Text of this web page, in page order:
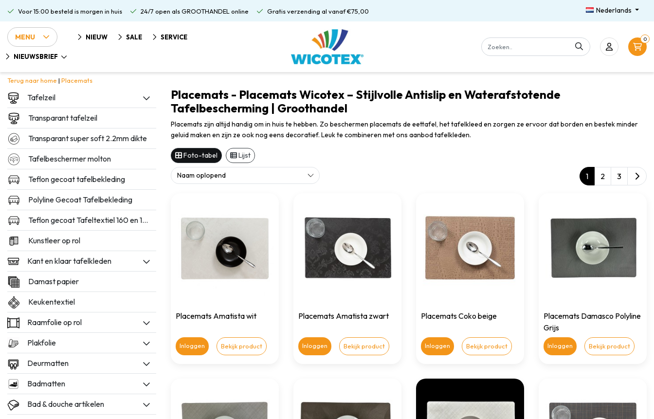
Voor 15:00 besteld is morgen in huis 24/7 open als GROOTHANDEL online Gratis verzending al vanaf €75,00 Nederlands
MENU NIEUW SALE SERVICE
NIEUWSBRIEF
0
Terug naar home | Placemats
Tafelzeil
Transparant tafelzeil
Transparant super soft 2.2mm dikte
Tafelbeschermer molton
Teflon gecoat tafelbekleding
Polyline Gecoat Tafelbekleding
Teflon gecoat Tafeltextiel 160 en 180cm breed
Kunstleer op rol
Kant en klaar tafelkleden
Damast papier
Keukentextiel
Raamfolie op rol
Plakfolie
Deurmatten
Badmatten
Bad & douche artikelen
Placemats - Placemats Wicotex – Stijlvolle Antislip en Waterafstotende
Tafelbescherming | Groothandel
Placemats zijn altijd handig om in huis te hebben. Zo beschermen placemats de eettafel, het tafelkleed en zorgen ze ervoor dat borden en bestek minder
geluid maken en zijn ze ook nog eens decoratief. Leuk te combineren met ons aanbod tafelkleden.
Foto-tabel Lijst
1 2 3
Placemats Amatista wit
Inloggen Bekijk product
Placemats Amatista zwart
Inloggen Bekijk product
Placemats Coko beige
Inloggen Bekijk product
Placemats Damasco Polyline
Grijs
Inloggen Bekijk product